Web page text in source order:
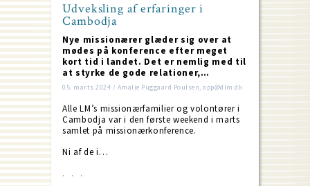
Udveksling af erfaringer i
Cambodja
Nye missionærer glæder sig over at
mødes på konference efter meget
kort tid i landet. Det er nemlig med til
at styrke de gode relationer,…
05. marts 2024 / Amalie Puggaard Poulsen, app@dlm.dk
Alle LM’s missionærfamilier og volontører i
Cambodja var i den første weekend i marts
samlet på missionærkonference.
Ni af de i…